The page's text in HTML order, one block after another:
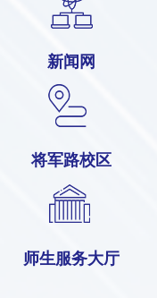
新闻网
将军路校区
师生服务大厅